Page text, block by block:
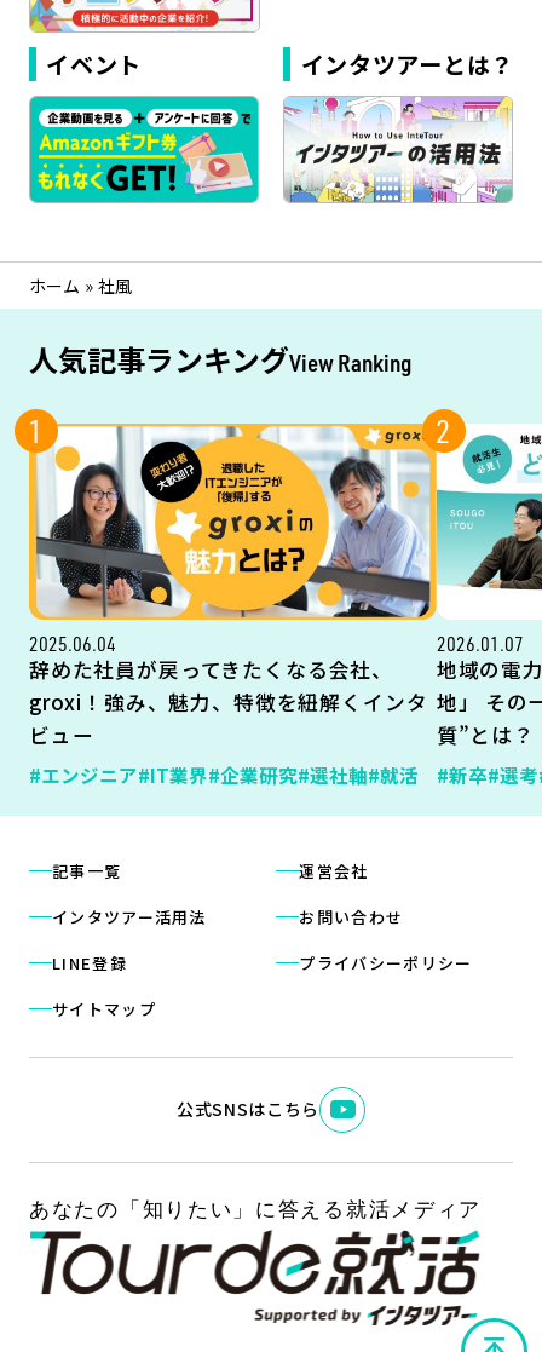
イベント インタツアーとは？
ホーム » 社風
人気記事ランキングView Ranking
1
2025.06.04
辞めた社員が戻ってきたくなる会社、
groxi！強み、魅力、特徴を紐解くインタ
ビュー
#エンジニア#IT業界#企業研究#選社軸#就活
2
2026.01.07
地域の電
地」 その
質”とは？
#新卒#選考
記事一覧
インタツアー活用法
LINE登録
サイトマップ
運営会社
お問い合わせ
プライバシーポリシー
公式SNSはこちら